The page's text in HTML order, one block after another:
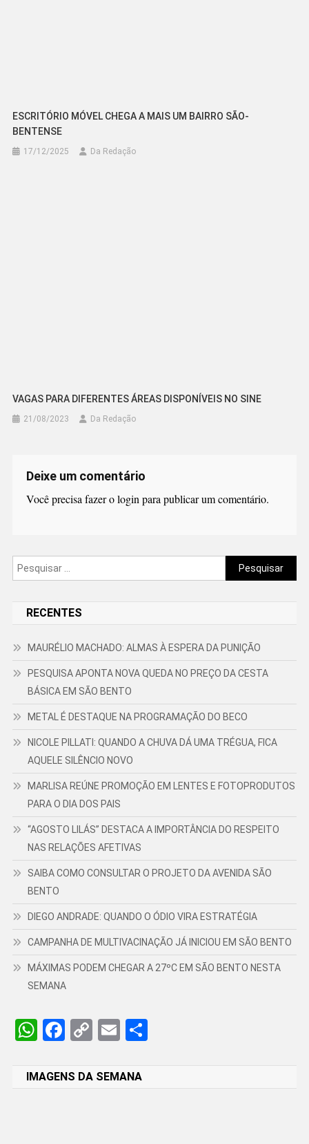
ESCRITÓRIO MÓVEL CHEGA A MAIS UM BAIRRO SÃO-
BENTENSE
17/12/2025 Da Redação
VAGAS PARA DIFERENTES ÁREAS DISPONÍVEIS NO SINE
21/08/2023 Da Redação
Deixe um comentário
Você precisa fazer ologinpara publicar um comentário.
Pesquisar
por:
RECENTES
MAURÉLIO MACHADO: ALMAS À ESPERA DA PUNIÇÃO
PESQUISA APONTA NOVA QUEDA NO PREÇO DA CESTA
BÁSICA EM SÃO BENTO
METAL É DESTAQUE NA PROGRAMAÇÃO DO BECO
NICOLE PILLATI: QUANDO A CHUVA DÁ UMA TRÉGUA, FICA
AQUELE SILÊNCIO NOVO
MARLISA REÚNE PROMOÇÃO EM LENTES E FOTOPRODUTOS
PARA O DIA DOS PAIS
“AGOSTO LILÁS” DESTACA A IMPORTÂNCIA DO RESPEITO
NAS RELAÇÕES AFETIVAS
SAIBA COMO CONSULTAR O PROJETO DA AVENIDA SÃO
BENTO
DIEGO ANDRADE: QUANDO O ÓDIO VIRA ESTRATÉGIA
CAMPANHA DE MULTIVACINAÇÃO JÁ INICIOU EM SÃO BENTO
MÁXIMAS PODEM CHEGAR A 27ºC EM SÃO BENTO NESTA
SEMANA
WhatsApp
Facebook
CopyEmail
IMAGENS DA SEMANA